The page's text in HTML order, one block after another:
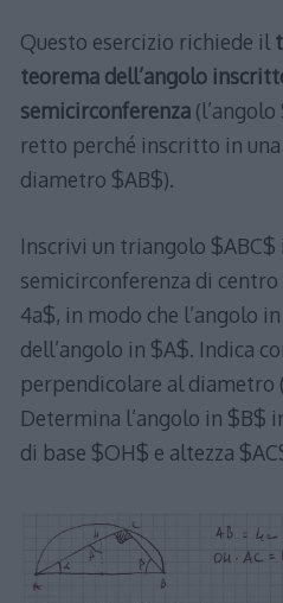
Questo esercizio richiede il
teorema dell’angolo
semicirconferenza
retto perché inscritto in
diametro $AB$).
Inscrivi un triangolo $ABC$
semicirconferenza di
4a$, in modo che l’angolo
dell’angolo in $A$. Indica
perpendicolare al diametro
Determina l’angolo in $B$
di base $OH$ e altezza